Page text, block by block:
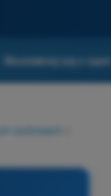
Skontaktuj się z nami
osobowych